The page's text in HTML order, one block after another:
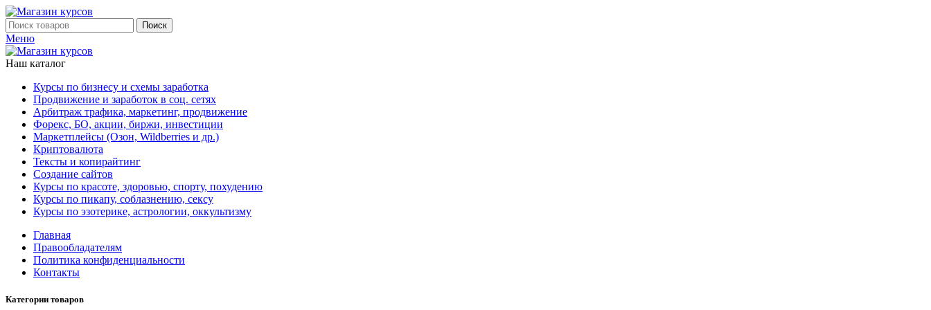
Поиск
Меню
Наш каталог
Курсы по бизнесу и схемы заработка
Продвижение и заработок в соц. сетях
Арбитраж трафика, маркетинг, продвижение
Форекс, БО, акции, биржи, инвестиции
Маркетплейсы (Озон, Wildberries и др.)
Криптовалюта
Тексты и копирайтинг
Создание сайтов
Курсы по красоте, здоровью, спорту, похудению
Курсы по пикапу, соблазнению, сексу
Курсы по эзотерике, астрологии, оккультизму
Главная
Правообладателям
Политика конфиденциальности
Контакты
Категории товаров